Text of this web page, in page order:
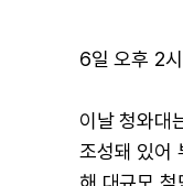
6일 오후 2
이날 청와대
조성돼 있어